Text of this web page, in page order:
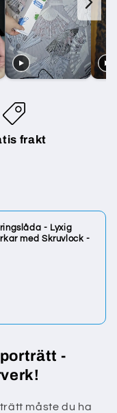
frakt
- Lyxig
med Skruvlock -
-
måste du ha